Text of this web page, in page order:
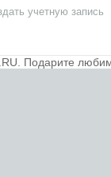
учетную запись
Подарите